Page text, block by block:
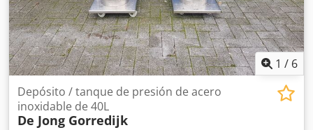
Manejo sencillo y uso flexible • Aprovechamiento óptimo
del espacio mediante apilado Entrega y servicio •
Transporte posible en toda Europa • Factura con IVA
desglosado • Visita posible previa cita KAM-KUB Logistic &
Trolleys Europe – Su especialista en la venta y servicio de
carros para muebles en Europa.
1 / 6
Depósito / tanque de presión de acero
inoxidable de 40L
De Jong Gorredijk